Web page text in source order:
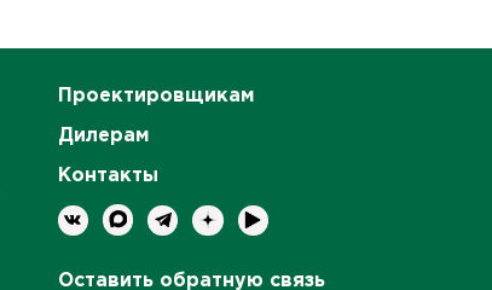
Проектировщикам
Дилерам
Контакты
Оставить обратную связь